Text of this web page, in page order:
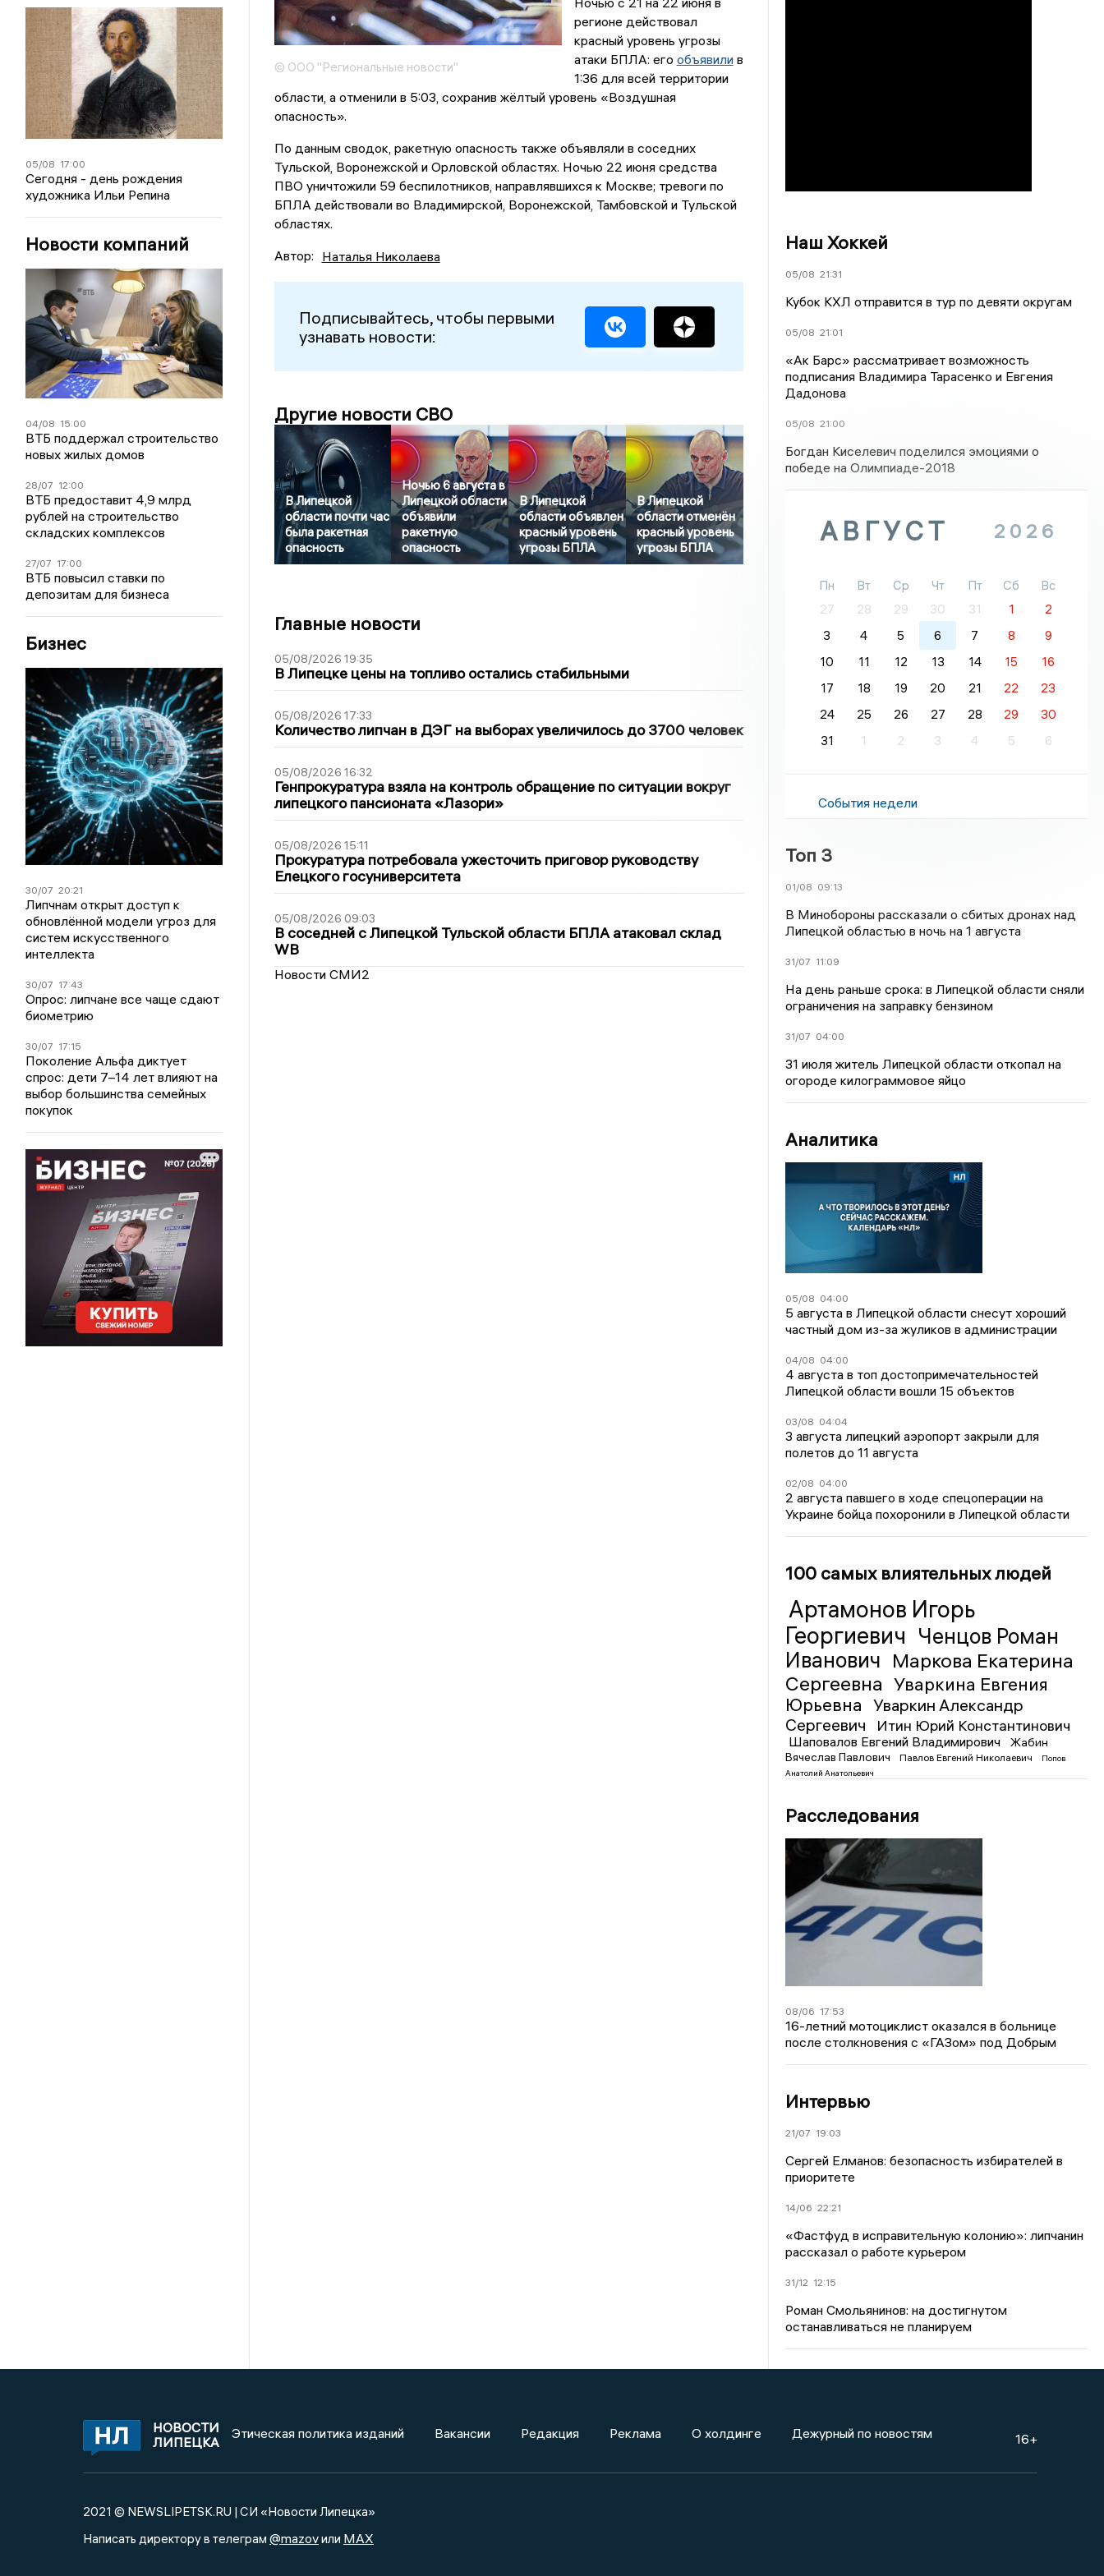
05/08 17:00
Сегодня - день рождения
художника Ильи Репина
Новости компаний
04/08 15:00
ВТБ поддержал строительство
новых жилых домов
28/07 12:00
ВТБ предоставит 4,9 млрд
рублей на строительство
складских комплексов
27/07 17:00
ВТБ повысил ставки по
депозитам для бизнеса
Бизнес
30/07 20:21
Липчнам открыт доступ к
обновлённой модели угроз для
систем искусственного
интеллекта
30/07 17:43
Опрос: липчане все чаще сдают
биометрию
30/07 17:15
Поколение Альфа диктует
спрос: дети 7–14 лет влияют на
выбор большинства семейных
покупок
© ООО "Региональные новости"
регионе действовал
красный уровень угрозы
атаки БПЛА: его объявилив
1:36 для всей территории
области, а отменили в 5:03, сохранив жёлтый уровень «Воздушная
опасность».
По данным сводок, ракетную опасность также объявляли в соседних
Тульской, Воронежской и Орловской областях. Ночью 22 июня средства
ПВО уничтожили 59 беспилотников, направлявшихся к Москве; тревоги по
БПЛА действовали во Владимирской, Воронежской, Тамбовской и Тульской
областях.
Автор: Наталья Николаева
Подписывайтесь, чтобы первыми
узнавать новости:
Другие новости СВО
В Липецкой
области почти час
была ракетная
опасность
Ночью 6 августа в
Липецкой области
объявили
ракетную
опасность
В Липецкой
области объявлен
красный уровень
угрозы БПЛА
В Липецкой
области отменён
красный уровень
угрозы БПЛА
Главные новости
05/08/2026 19:35
В Липецке цены на топливо остались стабильными
05/08/2026 17:33
Количество липчан в ДЭГ на выборах увеличилось до 3700 человек
05/08/2026 16:32
Генпрокуратура взяла на контроль обращение по ситуации вокруг
липецкого пансионата «Лазори»
05/08/2026 15:11
Прокуратура потребовала ужесточить приговор руководству
Елецкого госуниверситета
05/08/2026 09:03
В соседней с Липецкой Тульской области БПЛА атаковал склад
WB
Новости СМИ2
Наш Хоккей
05/08 21:31
Кубок КХЛ отправится в тур по девяти округам
05/08 21:01
«Ак Барс» рассматривает возможность
подписания Владимира Тарасенко и Евгения
Дадонова
05/08 21:00
Богдан Киселевич поделился эмоциями о
победе на Олимпиаде-2018
АВГУСТ 2026
Пн Вт Ср Чт Пт Сб
Вс
27
28 29 30 31 1
2
3
4 5 6 7 8
9
10
11 12 13 14 15
16
17
18 19 20 21 22
23
24
25 26 27 28 29
30
31
1 2 3 4 5 6
События недели
Топ 3
01/08 09:13
В Минобороны рассказали о сбитых дронах над
Липецкой областью в ночь на 1 августа
31/07 11:09
На день раньше срока: в Липецкой области сняли
ограничения на заправку бензином
31/07 04:00
31 июля житель Липецкой области откопал на
огороде килограммовое яйцо
Аналитика
05/08 04:00
5 августа в Липецкой области снесут хороший
частный дом из-за жуликов в администрации
04/08 04:00
4 августа в топ достопримечательностей
Липецкой области вошли 15 объектов
03/08 04:04
3 августа липецкий аэропорт закрыли для
полетов до 11 августа
02/08 04:00
2 августа павшего в ходе спецоперации на
Украине бойца похоронили в Липецкой области
100 самых влиятельных людей
Артамонов Игорь
Георгиевич Ченцов Роман
Иванович Маркова Екатерина
Сергеевна Уваркина Евгения
Юрьевна
Уваркин Александр
Сергеевич
Итин Юрий Константинович
Шаповалов Евгений Владимирович
Жабин
Вячеслав Павлович
Павлов Евгений Николаевич
Попов
Анатолий Анатольевич
Расследования
08/06 17:53
16-летний мотоциклист оказался в больнице
после столкновения с «ГАЗом» под Добрым
Интервью
21/07 19:03
Сергей Елманов: безопасность избирателей в
приоритете
14/06 22:21
«Фастфуд в исправительную колонию»: липчанин
рассказал о работе курьером
31/12 12:15
Роман Смольянинов: на достигнутом
останавливаться не планируем
НОВОСТИ
ЛИПЕЦКА
Этическая политика изданий Вакансии Редакция Реклама О холдинге Дежурный по новостям 16+
2021 © NEWSLIPETSK.RU | СИ «Новости Липецка»
Написать директору в телеграм @mazovили MAX